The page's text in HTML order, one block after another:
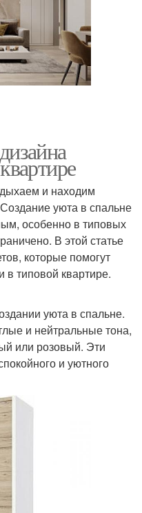
и находим
уюта в спальне
особенно в типовых
В этой статье
которые помогут
в типовой квартире.
уюта в спальне.
и нейтральные тона,
или розовый. Эти
и уютного